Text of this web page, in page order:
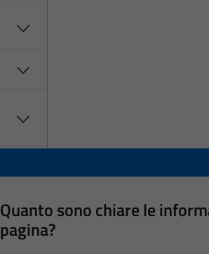
Quanto sono chiare le
pagina?